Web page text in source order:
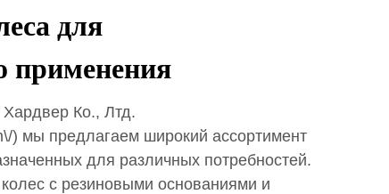
для
применения
Ко., Лтд.
) мы предлагаем широкий ассортимент
для различных потребностей.
с резиновыми основаниями и